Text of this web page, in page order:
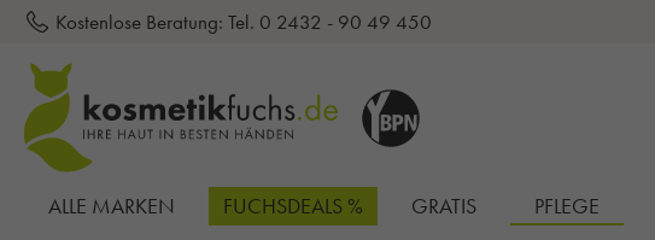
springen
Kostenlose Beratung: Tel. 0 2432 - 90 49 450
ALLE MARKEN FUCHSDEALS % GRATIS PFLEGE